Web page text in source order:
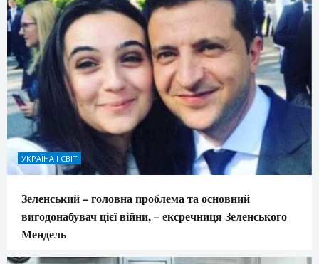
УКРАЇНА І СВІТ
Зеленський – головна проблема та основний
вигодонабувач цієї війни, – ексречниця Зеленського
Мендель